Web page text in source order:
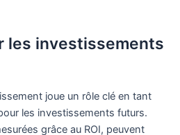
les investissements
joue un rôle clé en tant
les investissements futurs.
grâce au ROI, peuvent